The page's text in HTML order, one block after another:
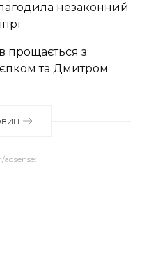
незаконний
прощається з
та Дмитром